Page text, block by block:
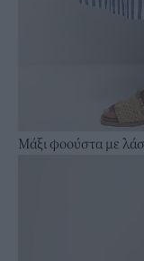
Μάξι φοούστα με